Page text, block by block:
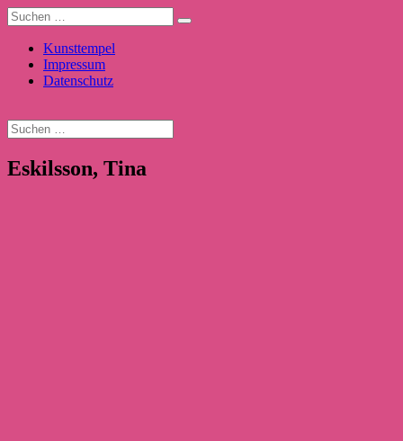
Kunsttempel
Impressum
Datenschutz
Eskilsson, Tina